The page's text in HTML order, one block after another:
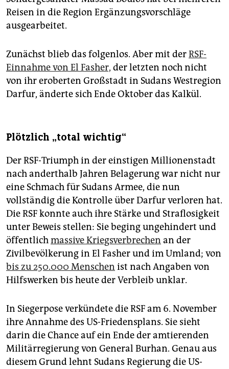
Reisen in die Region Ergänzungsvorschläge
ausgearbeitet.
Zunächst blieb das folgenlos. Aber mit derRSF-
Einnahme von El Fasher, der letzten noch nicht
von ihr eroberten Großstadt in Sudans Westregion
Darfur, änderte sich Ende Oktober das Kalkül.
Plötzlich „total wichtig“
Der RSF-Triumph in der einstigen Millionenstadt
nach anderthalb Jahren Belagerung war nicht nur
eine Schmach für Sudans Armee, die nun
vollständig die Kontrolle über Darfur verloren hat.
Die RSF konnte auch ihre Stärke und Straflosigkeit
unter Beweis stellen: Sie beging ungehindert und
öffentlichmassive Kriegsverbrechen an der
Zivilbevölkerung in El Fasher und im Umland; von
bis zu 250.000 Menschen ist nach Angaben von
Hilfswerken bis heute der Verbleib unklar.
In Siegerpose verkündete die RSF am 6. November
ihre Annahme des US-Friedensplans. Sie sieht
darin die Chance auf ein Ende der amtierenden
Militärregierung von General Burhan. Genau aus
diesem Grund lehnt Sudans Regierung die US-